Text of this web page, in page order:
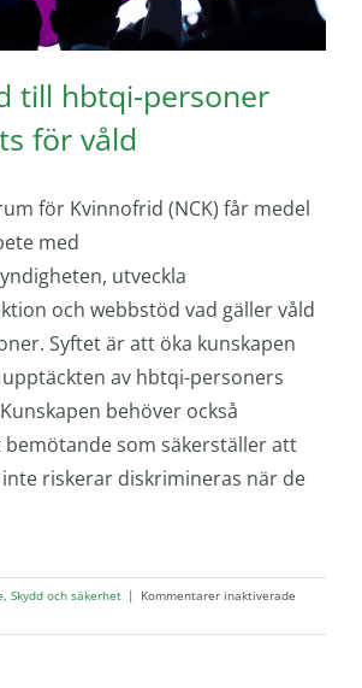
till hbtqi-personer
för våld
för Kvinnofrid (NCK) får medel
med
utveckla
och webbstöd vad gäller våld
Syftet är att öka kunskapen
av hbtqi-personers
behöver också
som säkerställer att
riskerar diskrimineras när de
, Skydd och säkerhet | Kommentarer inaktiverade
stöd